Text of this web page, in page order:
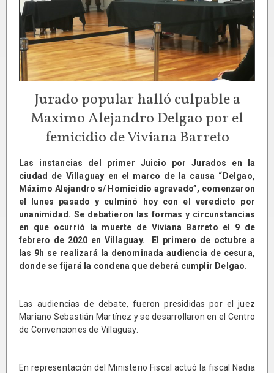
Jurado popular halló culpable a
Maximo Alejandro Delgao por el
femicidio de Viviana Barreto
Las instancias del primer Juicio por Jurados en la
ciudad de Villaguay en el marco de la causa “Delgao,
Máximo Alejandro s/ Homicidio agravado”, comenzaron
el lunes pasado y culminó hoy con el veredicto por
unanimidad. Se debatieron las formas y circunstancias
en que ocurrió la muerte de Viviana Barreto el 9 de
febrero de 2020 en Villaguay. El primero de octubre a
las 9h se realizará la denominada audiencia de cesura,
donde se fijará la condena que deberá cumplir Delgao.
Las audiencias de debate, fueron presididas por el juez
Mariano Sebastián Martínez y se desarrollaron en el Centro
de Convenciones de Villaguay.
En representación del Ministerio Fiscal actuó la fiscal Nadia